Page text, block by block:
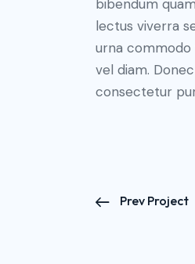
bibendum
lectus viverra
urna commodo
vel diam.
consectetur
Prev Project